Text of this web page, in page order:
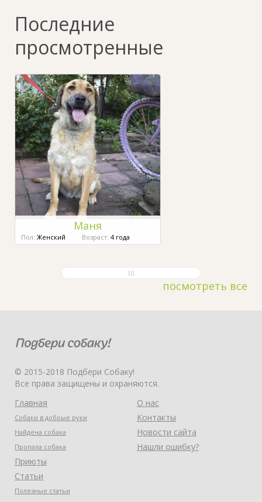
Последние
просмотренные
Маня
Пол: Женский Возраст: 4 года
посмотреть все
© 2015-2018 Подбери Собаку!
Все права защищены и охраняются.
Главная
Собаки в добрые руки
Найдена собака
Пропала собака
Приюты
Статьи
Полезные статьи
О нас
Контакты
Новости сайта
Нашли ошибку?